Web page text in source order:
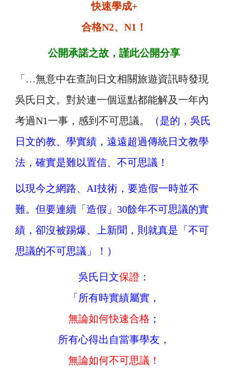
快速學成+
合格N2、N1！
公開承諾之故，謹此公開分享
「 …無意中在查詢日文相關旅遊資訊時發現
吳氏日文。 對於連一個逗點都能解及一年內
考過N1一事，感到不可思議。
（是的，吳氏
日文的教、學實績，遠遠超過傳統日文教學
法，確實是難以置信、不可思議！
以現今之網路、AI技術，要造假一時並不
難。但要連續「造假」30餘年不可思議的實
績，卻沒被踢爆、上新聞，則就真是「不可
思議的不可思議」！）
吳氏日文保證 ：
「所有時實績屬實，
無論如何快速合格 ；
所有心得出自當事學友，
無論如何不可思議！